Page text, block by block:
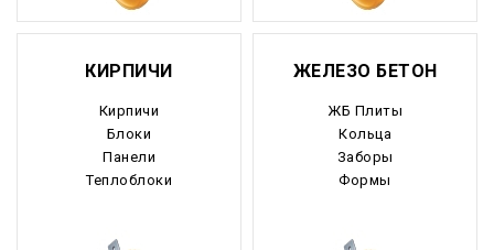
КИРПИЧИ
Кирпичи
Блоки
Панели
Теплоблоки
ЖЕЛЕЗО БЕТОН
ЖБ Плиты
Кольца
Заборы
Формы